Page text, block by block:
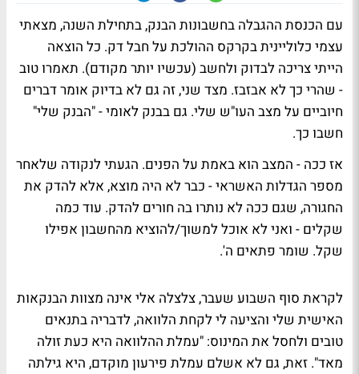
עם הכנסת ההגבלה בחשבונות הבנק, בתחילת השנה, מצאתי
עצמי כלוליינית בקרקס ההולכת על חבל דק. כל הוצאה
הייתי צריכה לבדוק ולחשב (עכשיו יותר מקודם). תאמרו טוב
- שהרי כך לא אבזבז. מצד שני, זה גם לא בדיוק אומר דברים
חיוביים על מצב העו"ש שלי. גם בבנק לאומי - "הבנק שלי"
חשבו כך.
אז ככה - המצב הוא באמת על הפנים. הגעתי לנקודה שלאחר
מספר הגדלות האשראי - כבר לא היה מוצא, אלא להדק את
החגורה, שגם ככה לא נותרו בה חורים להדק. עוד כמה
שקלים - ואני לא אוכל למשוך/להוציא מהחשבון אפילו
שקל. שומר פתאים ה'.
לקראת סוף השבוע שעבר, צלצלה אלי אינה מצוות הבנקאות
האישית שלי והציעה לי לקחת הלוואה, לדבריה בתנאים
טובים ולחסל את המינוס: "עמלת ההלוואה היא כעת זולה
מאד". זאת, גם לא אשלם עמלת פירעון מוקדם, היא גילתה